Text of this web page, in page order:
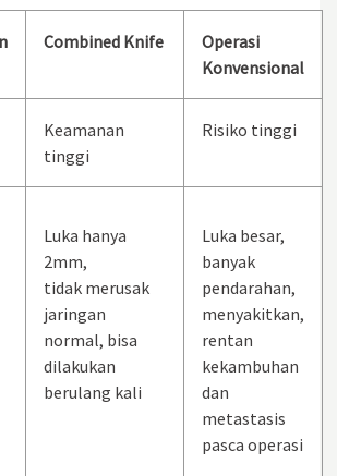
Combined Knife
Operasi
Konvensional
Keamanan
tinggi
Risiko tinggi
Luka hanya
2mm,
tidak merusak
jaringan
normal, bisa
dilakukan
berulang kali
Luka besar,
banyak
pendarahan,
menyakitkan,
rentan
kekambuhan
dan
metastasis
pasca operasi